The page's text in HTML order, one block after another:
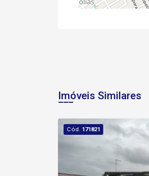
Imóveis Similares
Cód. 171821